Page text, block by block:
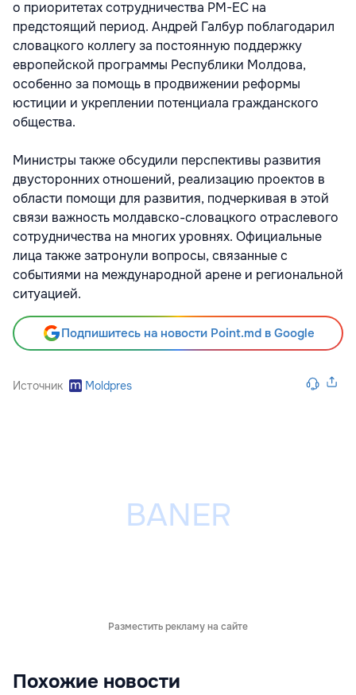
о приоритетах сотрудничества РМ-ЕС на
предстоящий период. Андрей Галбур поблагодарил
словацкого коллегу за постоянную поддержку
европейской программы Республики Молдова,
особенно за помощь в продвижении реформы
юстиции и укреплении потенциала гражданского
общества.
Министры также обсудили перспективы развития
двусторонних отношений, реализацию проектов в
области помощи для развития, подчеркивая в этой
связи важность молдавско-словацкого отраслевого
сотрудничества на многих уровнях. Официальные
лица также затронули вопросы, связанные с
событиями на международной арене и региональной
ситуацией.
Подпишитесь на новости Point.md в Google
Источник Moldpres
Разместить рекламу на сайте
Похожие новости